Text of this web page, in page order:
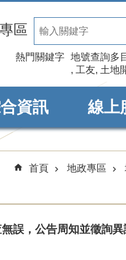
區
熱門關鍵字 地號查詢多
工友 土地
資訊 線上
首頁
地政專區
誤，公告周知並徵詢異